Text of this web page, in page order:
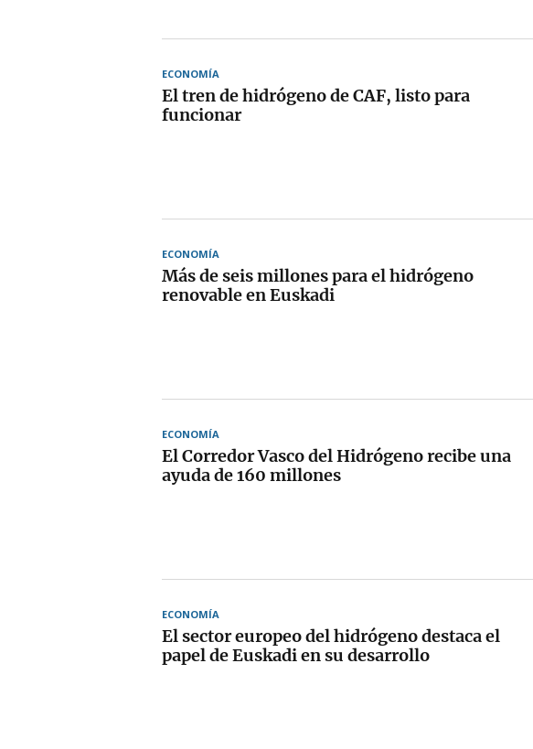
ECONOMÍA
El tren de hidrógeno de CAF, listo para
funcionar
ECONOMÍA
Más de seis millones para el hidrógeno
renovable en Euskadi
ECONOMÍA
El Corredor Vasco del Hidrógeno recibe una
ayuda de 160 millones
ECONOMÍA
El sector europeo del hidrógeno destaca el
papel de Euskadi en su desarrollo